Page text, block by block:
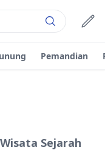
Pemandian
Sejarah